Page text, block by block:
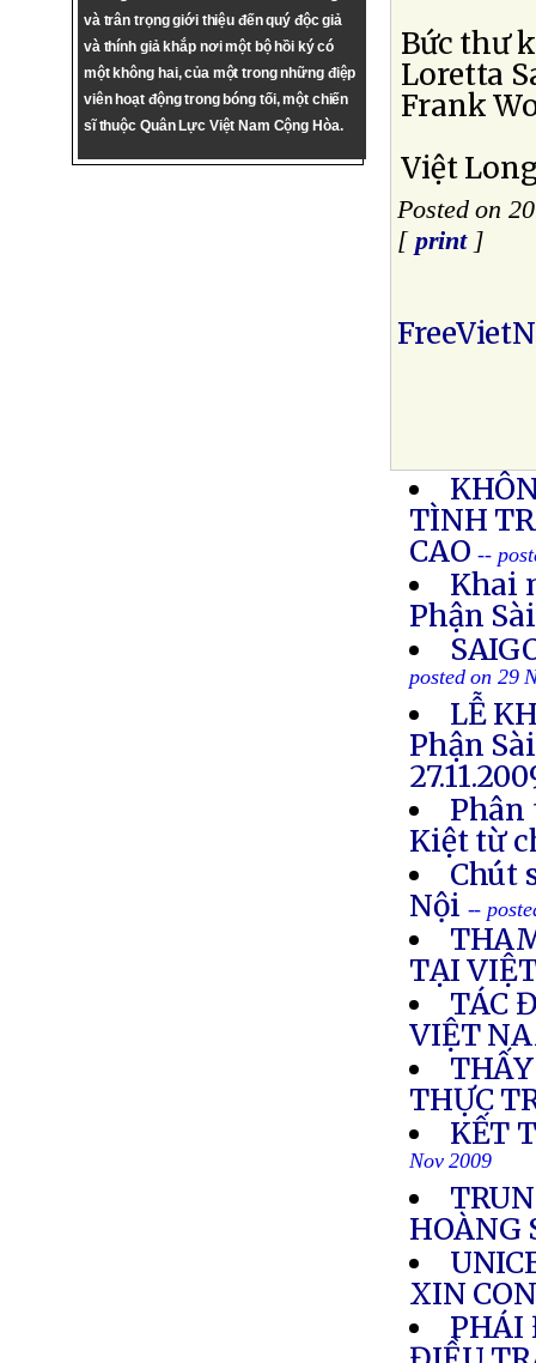
và trân trọng giới thiệu đến quý độc giả
và thính giả khắp nơi một bộ hồi ký có
một không hai, của một trong những điệp
viên hoạt động trong bóng tối, một chiến
sĩ thuộc Quân Lực Việt Nam Cộng Hòa.
Bức thư
Loretta
Frank
Việt
Posted on
[ print]
TÌNH
CAO--
Khai
Phận
posted on 29
LỄ
Phận
Phân
Kiệt từ
Chút
Nội --
TẠI
TÁC
VIỆT
THỰC
KẾT
Nov 2009
HOÀNG
XIN
PHÁI